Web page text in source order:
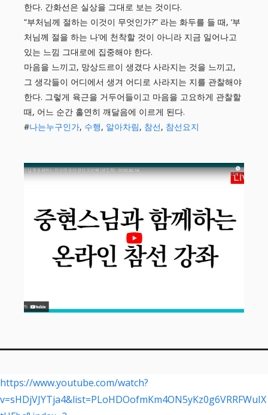
한다. 간화선은 실상을 그대로 보는 것이다.
“부처님께 절하는 이것이 무엇인가?” 라는 화두를 들 때, ‘부
처님께 절을 하는 나’에 천착할 것이 아니라 지금 일어나고
있는 느낌 그대로에 집중해야 한다.
마음을 느끼고, 망상드르이 생겼다 사라지는 것을 느끼고,
그 생각들이 어디에서 생겨 어디로 사라지는 지를 관찰해야
한다. 그렇게 육근을 거두어들이고 마음을 고요하게 관찰할
때, 어느 순간 홀연히 깨달음에 이르게 된다.
#나는누구인가, 수행, 알아차림, 참선, 참선요지
https://www.youtube.com/watch?
v=sHDjVJYTja4&list=PLoHDOofmKm4ON5yKz0g6VRRFWuIX